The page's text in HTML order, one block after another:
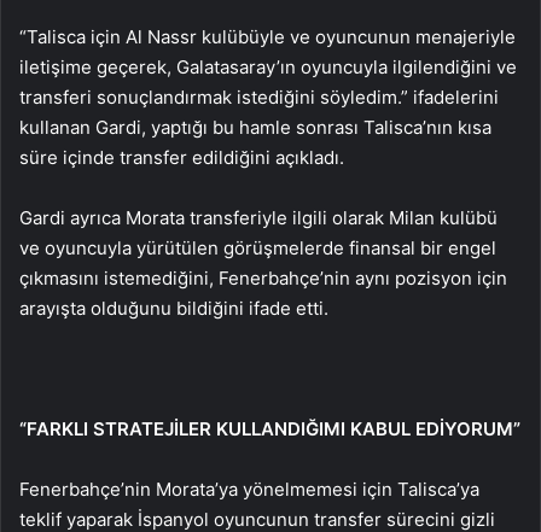
“Talisca için Al Nassr kulübüyle ve oyuncunun menajeriyle
iletişime geçerek, Galatasaray’ın oyuncuyla ilgilendiğini ve
transferi sonuçlandırmak istediğini söyledim.” ifadelerini
kullanan Gardi, yaptığı bu hamle sonrası Talisca’nın kısa
süre içinde transfer edildiğini açıkladı.
Gardi ayrıca Morata transferiyle ilgili olarak Milan kulübü
ve oyuncuyla yürütülen görüşmelerde finansal bir engel
çıkmasını istemediğini, Fenerbahçe’nin aynı pozisyon için
arayışta olduğunu bildiğini ifade etti.
“FARKLI STRATEJİLER KULLANDIĞIMI KABUL EDİYORUM”
Fenerbahçe’nin Morata’ya yönelmemesi için Talisca’ya
teklif yaparak İspanyol oyuncunun transfer sürecini gizli